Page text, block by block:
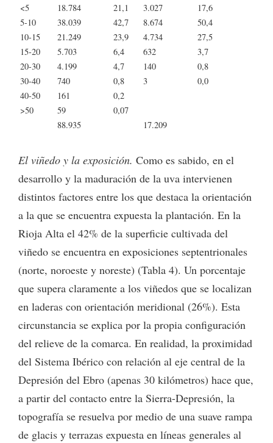
<5 18.784 21,1 3.027
17,6
5-10
38.039 42,7 8.674
50,4
10-15
21.249 23,9 4.734
27,5
15-20
5.703 6,4 632
3,7
20-30
4.199 4,7 140
0,8
30-40
740 0,8 3
0,0
40-50
161
0,2
>50
59
0,07
88.935
17.209
El viñedo y la exposición. Como es sabido, en el
desarrollo y la maduración de la uva intervienen
distintos factores entre los que destaca la orientación
a la que se encuentra expuesta la plantación. En la
Rioja Alta el 42% de la superficie cultivada del
viñedo se encuentra en exposiciones septentrionales
(norte, noroeste y noreste) (Tabla 4). Un porcentaje
que supera claramente a los viñedos que se localizan
en laderas con orientación meridional (26%). Esta
circunstancia se explica por la propia configuración
del relieve de la comarca. En realidad, la proximidad
del Sistema Ibérico con relación al eje central de la
Depresión del Ebro (apenas 30 kilómetros) hace que,
a partir del contacto entre la Sierra-Depresión, la
topografía se resuelva por medio de una suave rampa
de glacis y terrazas expuesta en líneas generales al